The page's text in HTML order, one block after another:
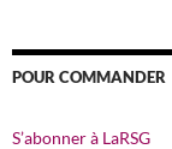
POUR COMMANDER
S’abonner à LaRSG